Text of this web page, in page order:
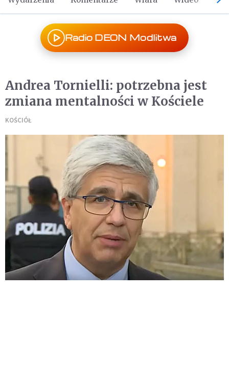
Radio DEON Modlitwa
Andrea Tornielli: potrzebna jest
zmiana mentalności w Kościele
KOŚCIÓŁ